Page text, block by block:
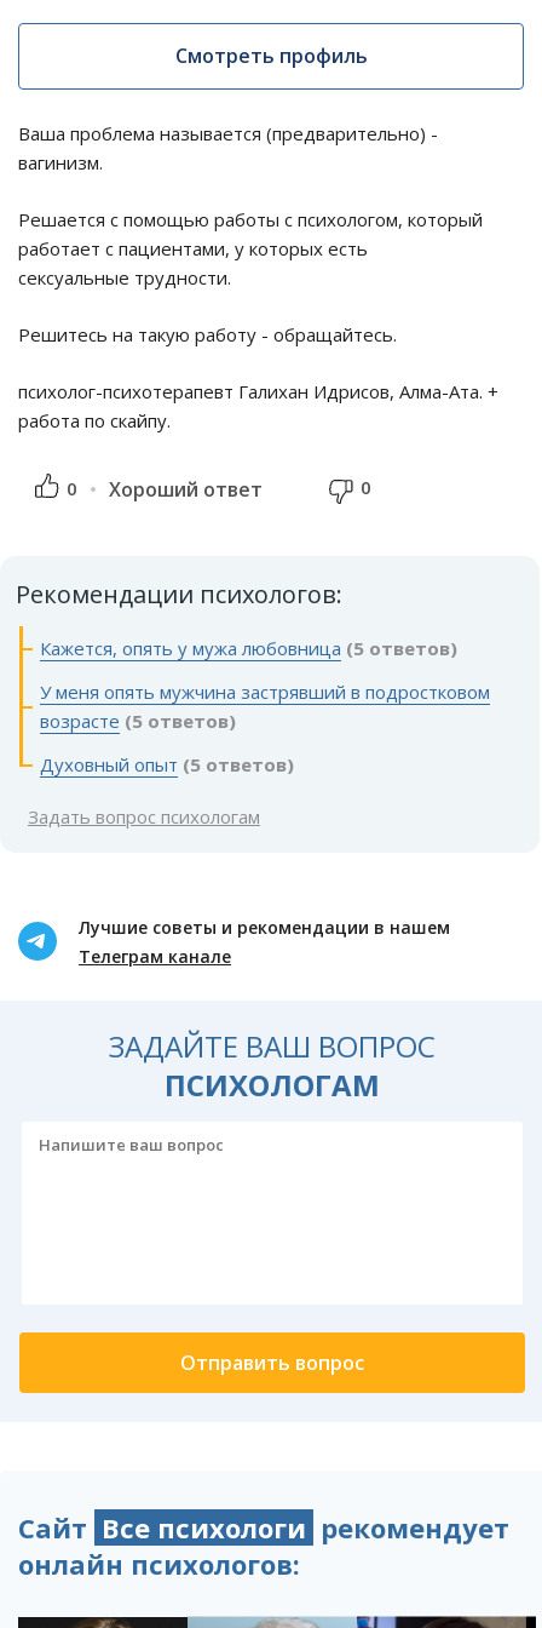
Смотреть профиль
Ваша проблема называется (предварительно) -
вагинизм.
Решается с помощью работы с психологом, который
работает с пациентами, у которых есть
сексуальные трудности.
Решитесь на такую работу - обращайтесь.
психолог-психотерапевт Галихан Идрисов, Алма-Ата. +
работа по скайпу.
0 Хороший ответ 0
Рекомендации психологов:
Кажется, опять у мужа любовница (5 ответов)
У меня опять мужчина застрявший в подростковом
возрасте (5 ответов)
Духовный опыт (5 ответов)
Задать вопрос психологам
Лучшие советы и рекомендации в нашем
Телеграм канале
ЗАДАЙТЕ ВАШ ВОПРОС
ПСИХОЛОГАМ
Сайт Все психологи рекомендует
онлайн психологов: